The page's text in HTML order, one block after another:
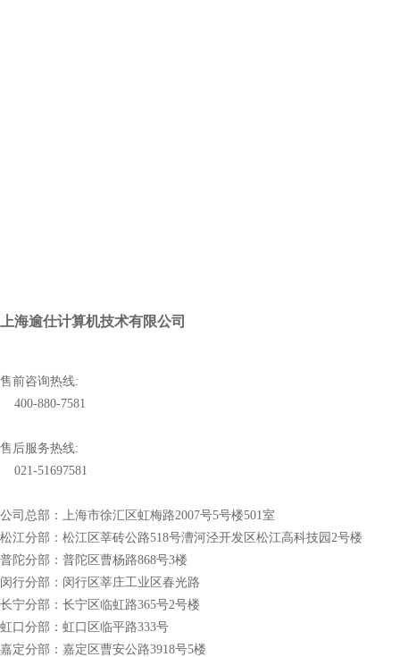
上海逾仕计算机技术有限公司
售前咨询热线:
400-880-7581
售后服务热线:
021-51697581
公司总部：上海市徐汇区虹梅路2007号5号楼501室
松江分部：松江区莘砖公路518号漕河泾开发区松江高科技园2号楼
普陀分部：普陀区曹杨路868号3楼
闵行分部：闵行区莘庄工业区春光路
长宁分部：长宁区临虹路365号2号楼
虹口分部：虹口区临平路333号
嘉定分部：嘉定区曹安公路3918号5楼